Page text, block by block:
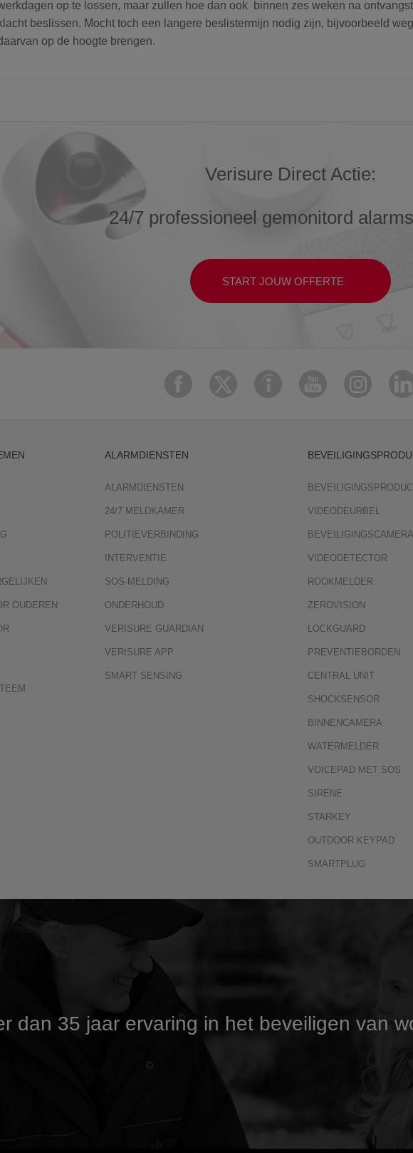
op te lossen, maar zullen hoe dan ook binnen zes weken na
beslissen. Mocht toch een langere beslistermijn nodig zijn, bijvoorbeeld
op de hoogte brengen.
Verisure Direct Actie:
24/7 professioneel gemonitord
START JOUW OFFERTE
OUDEREN
ALARMDIENSTEN
ALARMDIENSTEN
24/7 MELDKAMER
POLITIEVERBINDING
INTERVENTIE
SOS-MELDING
ONDERHOUD
VERISURE GUARDIAN
VERISURE APP
SMART SENSING
VIDEODEURBEL
BEVEILIGINGSCAMERA
VIDEODETECTOR
ROOKMELDER
ZEROVISION
LOCKGUARD
PREVENTIEBORDEN
CENTRAL UNIT
SHOCKSENSOR
BINNENCAMERA
WATERMELDER
VOICEPAD MET SOS
SIRENE
STARKEY
OUTDOOR KEYPAD
SMARTPLUG
dan 35 jaar ervaring in het beveiligen van